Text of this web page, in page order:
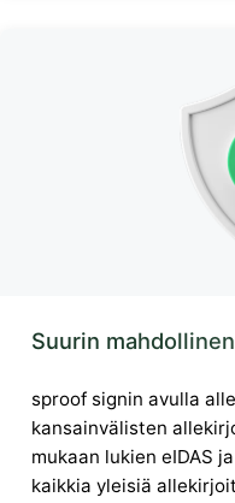
Suurin
sproof signin avulla
kansainvälisten
mukaan lukien eIDAS
kaikkia yleisiä